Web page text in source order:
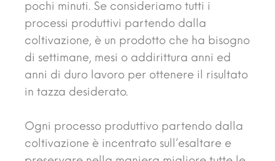
pochi minuti. Se consideriamo tutti i
processi produttivi partendo dalla
coltivazione, è un prodotto che ha bisogno
di settimane, mesi o addirittura anni ed
anni di duro lavoro per ottenere il risultato
in tazza desiderato.
Ogni processo produttivo partendo dalla
coltivazione è incentrato sull’esaltare e